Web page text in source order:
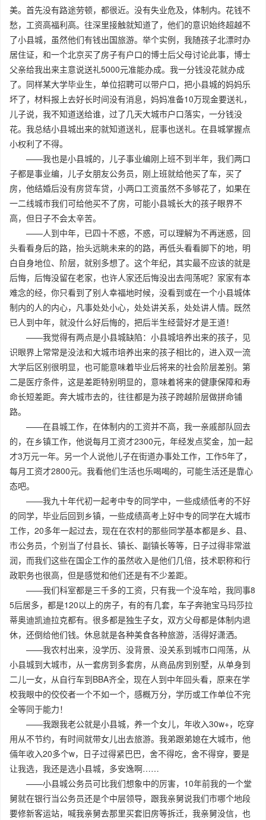
美。首先没有路途劳顿，都很近。没有失业危及，体制内。花钱不
愁，工资高福利高。往深里接触就知道了，他们的意识始终超越不
了小县城，虽然他们有钱出国旅游。举个实例，我随孩子北漂时办
居住证，和一个北京买了房子有户口的博士后父母讨论此事，博士
父亲给我出来主意说送礼5000元准能办成。我一分钱没花就办成
了。同样某大学毕业生，单位招聘可以带户口，把小县城的妈妈乐
坏了，材料报上去好长时间没有消息，妈妈准备10万现金要送礼，
儿子说，我不知道送给谁，过了几天大城市户口落实，一分钱没
花。我总结小县城出来的就知道送礼，屁事也送礼。在县城掌握点
小权利了不得。
——我也是小县城的，儿子事业编刚上班不到半年，我们两口
子都是事业编，儿子女朋友公务员，刚上班就给他买了车，买了
房，他结婚后没有房贷车贷，小两口工资虽然不多够花了，如果在
一二线城市我们可给他买不了房，可能小县城长大的孩子眼界不
高，但日子不会太辛苦。
——人到中年，已四十不惑，不惑，可以理解为不再迷惑，回
头看看身后的路，抬头远眺未来的的路，再低头看看脚下的地，明
白自身地位、阶层，就别多想了。这个年纪，其实最不应该的就是
后悔，后悔没留在老家，也许人家还后悔没出去闯荡呢？家家有本
难念的经，你只看到了别人幸福地时候，没看到或在一个小县城体
制内的人的内心，凡事处处小心，处处讲关系，处处讲人情。既然
已人到中年，就没什么好后悔的，把后半生经营好才是王道！
——我觉得有两点是小县城缺陷：小县城培养出来的孩子，见
识眼界上常常是没法和大城市培养出来的孩子相比的，进入双一流
大学后区别很明显，也可能意味着毕业后将来的社会阶层差别。第
二是医疗条件，这是差距特别明显的，意味着将来的健康保障和寿
命长短差距。奔大城市去的，往往都是为孩子跨越阶层做拼命铺
路。
——在县城工作，在体制内的工资并不高，我一亲戚部队回去
的，在乡镇工作，他说每月工资才2300元，年经发点奖金，加一起
才3万元一年。另一个人说他儿子在街道办事处工作，工作5年了，
每月工资才2800元。我看他们生活也乐喝喝的，可能生活还是靠心
态吧。
——我九十年代初一起考中专的同学中，一些成绩低考的不好
的同学，毕业后回到乡镇，一些成绩高考上好中专的同学在大城市
工作，20多年一起过去，现在在农村的那些同学基本都是乡、县、
市公务员，个别当了付县长、镇长、副镇长等等，日子过得非常滋
润，而我们这些在国企工作的虽然收入是他们几倍，技术职称和行
政职务也很高，但是感觉和他们还是有不少差距。
——我们科室都是三千多的工资，只有我一个没车哈，我同事8
5后居多，都是120以上的房子，有的有几套，车子奔驰宝马玛莎拉
蒂奥迪凯迪拉克都有。很多都是独生子女，双方父母都是体制内退
休，还倒给他们钱。休息就是各种美食各种旅游，活得好潇洒。
——我农村出来，没学历、没背景、没关系到城市口闯荡，从
小县城到大城市，从一套房到多套房，从商品房到别墅，从单身到
二儿一女，从自行车到BBA齐全，现在人到中年回头看，原来在学
校我眼中的佼佼者一个不如一个，感概万分，学历或工作单位不完
全等同于能力！
——我跟我老公就是小县城，养一个女儿，年收入30w+，吃穿
用从不节约，有时间就带女儿出去旅游。我弟跟弟媳在大城市，他
倆年收入20多个w，日子过得紧巴巴，舍不得吃，舍不得穿，要是
让我选，我还是选小县城，多安逸啊……
——小县城公务员可比我们想象中的厉害，10年前我的一个堂
舅就在银行当公务员还是个中层领导，跟我亲舅说我们市哪个地段
要修新客运站，喊我亲舅去那里买套旧房等拆迁，我亲舅没信，也